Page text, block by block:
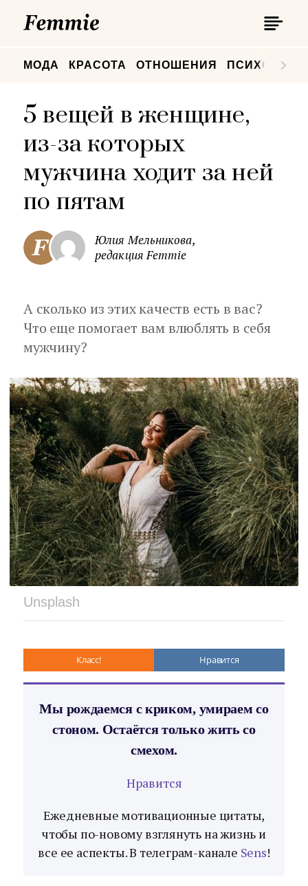
МОДА КРАСОТА ОТНОШЕНИЯ
5 вещей в женщине,
из-за которых
мужчина ходит за ней
по пятам
Юлия Мельникова,
редакция Femmie
А сколько из этих качеств есть в вас?
Что еще помогает вам влюблять в себя
мужчину?
Unsplash
Класс! Нравится
Мы рождаемся с криком, умираем со
стоном. Остаётся только жить со
смехом.
Нравится
Ежедневные мотивационные цитаты,
чтобы по-новому взглянуть на жизнь и
все ее аспекты. В телеграм-канале Sens!